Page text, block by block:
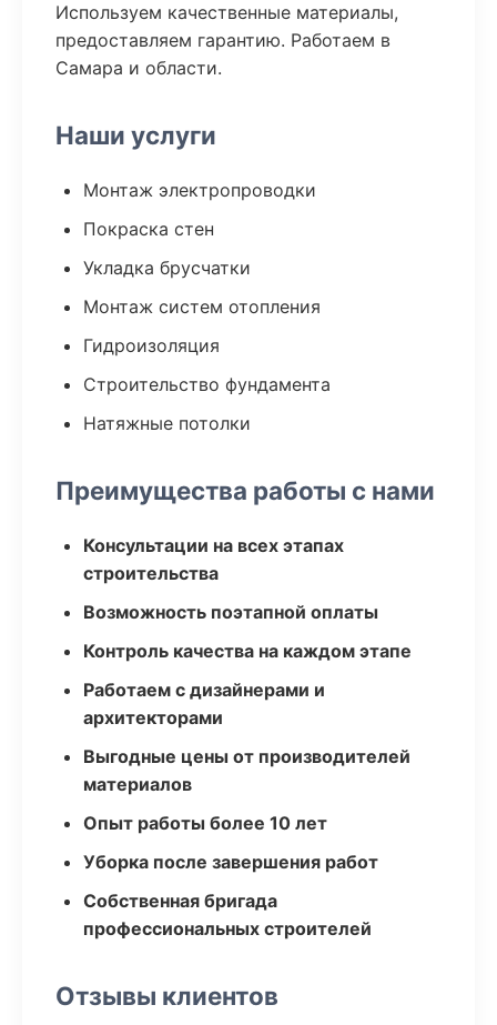
Используем качественные материалы,
предоставляем гарантию. Работаем в
Самара и области.
Наши услуги
Монтаж электропроводки
Покраска стен
Укладка брусчатки
Монтаж систем отопления
Гидроизоляция
Строительство фундамента
Натяжные потолки
Преимущества работы с нами
Консультации на всех этапах
строительства
Возможность поэтапной оплаты
Контроль качества на каждом этапе
Работаем с дизайнерами и
архитекторами
Выгодные цены от производителей
материалов
Опыт работы более 10 лет
Уборка после завершения работ
Собственная бригада
профессиональных строителей
Отзывы клиентов